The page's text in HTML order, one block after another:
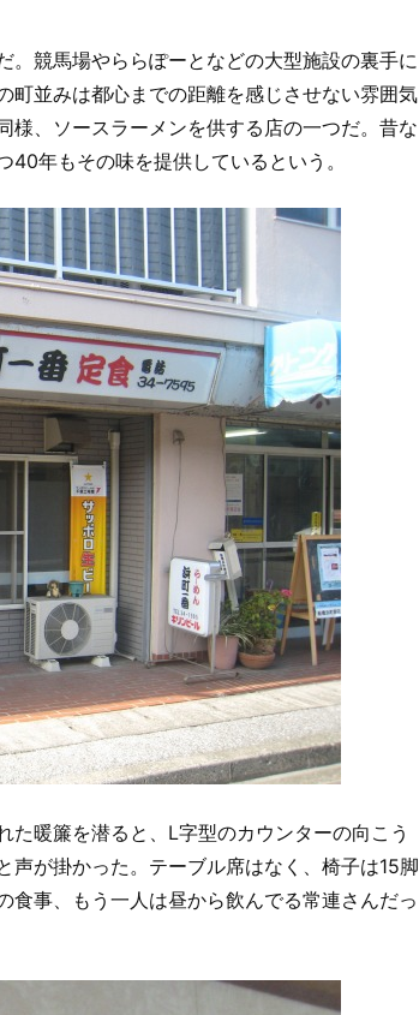
競馬場やららぽーとなどの大型施設の裏手に
町並みは都心までの距離を感じさせない雰囲気
様、ソースラーメンを供する店の一つだ。昔な
年もその味を提供しているという。
暖簾を潜ると、L字型のカウンターの向こう
が掛かった。テーブル席はなく、椅子は15脚
食事、もう一人は昼から飲んでる常連さんだっ